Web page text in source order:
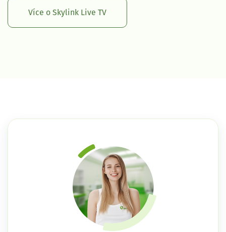
Více o Skylink Live TV